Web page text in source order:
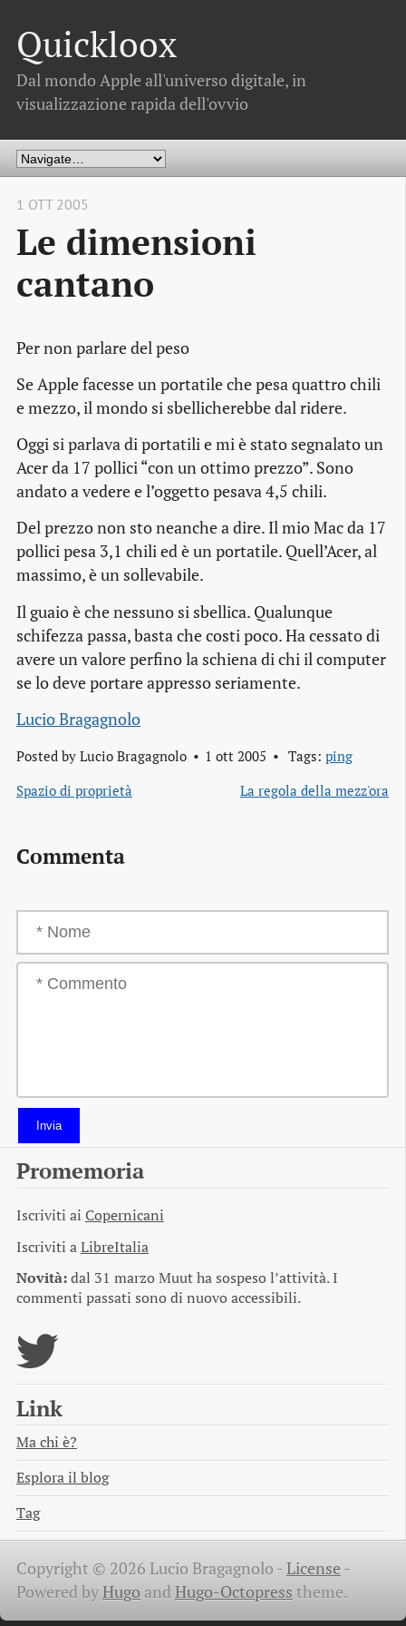
Quickloox
Dal mondo Apple all'universo digitale, in
visualizzazione rapida dell'ovvio
1 OTT 2005
Le dimensioni
cantano
Per non parlare del peso
Se Apple facesse un portatile che pesa quattro chili
e mezzo, il mondo si sbellicherebbe dal ridere.
Oggi si parlava di portatili e mi è stato segnalato un
Acer da 17 pollici “con un ottimo prezzo”. Sono
andato a vedere e l’oggetto pesava 4,5 chili.
Del prezzo non sto neanche a dire. Il mio Mac da 17
pollici pesa 3,1 chili ed è un portatile. Quell’Acer, al
massimo, è un sollevabile.
Il guaio è che nessuno si sbellica. Qualunque
schifezza passa, basta che costi poco. Ha cessato di
avere un valore perfino la schiena di chi il computer
se lo deve portare appresso seriamente.
Lucio Bragagnolo
Posted by Lucio Bragagnolo 1 ott 2005 Tags: ping
Spazio di proprietà
La regola della mezz'ora
Commenta
Invia
Promemoria
Iscriviti ai Copernicani
Iscriviti aLibreItalia
Novità:dal 31 marzo Muut ha sospeso l’attività. I
commenti passati sono di nuovo accessibili.
Link
Ma chi è?
Esplora il blog
Tag
Copyright © 2026 Lucio Bragagnolo -License -
Powered byHugo and Hugo-Octopress theme.